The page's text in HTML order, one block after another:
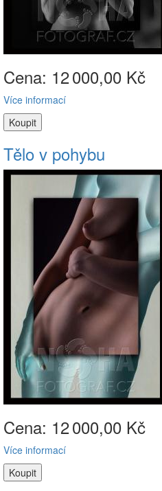
Cena: 12000,00 Kč
Více informací
Tělo v pohybu
Cena: 12000,00 Kč
Více informací